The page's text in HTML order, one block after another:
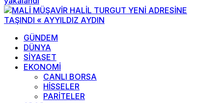
GÜNDEM
DÜNYA
SİYASET
EKONOMİ
CANLI BORSA
HİSSELER
PARİTELER